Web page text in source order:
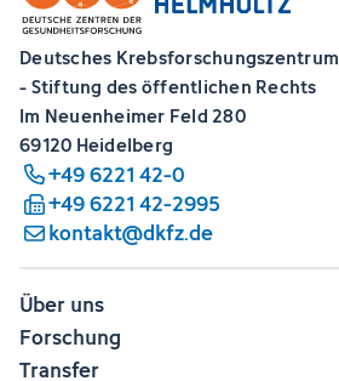
Deutsches Krebsforschungszentrum
- Stiftung des öffentlichen Rechts
Im Neuenheimer Feld 280
69120 Heidelberg
+49 6221 42-0
+49 6221 42-2995
kontakt@dkfz.de
Über uns
Forschung
Transfer